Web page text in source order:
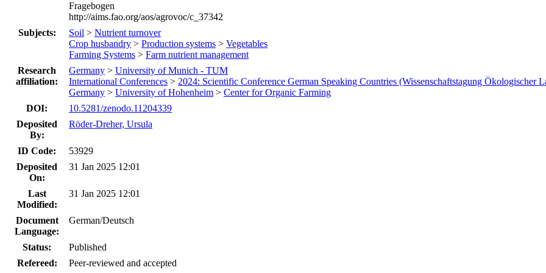
Fragebogen
http://aims.fao.org/aos/agrovoc/c_37342
Subjects:
Soil > Nutrient turnover
Crop husbandry > Production systems > Vegetables
Farming Systems > Farm nutrient management
Research
affiliation:
Germany > University of Munich - TUM
International Conferences > 2024: Scientific Conference German Speaking Countries (Wissenschaftstagung Ökologischer
Germany > University of Hohenheim > Center for Organic Farming
DOI:
10.5281/zenodo.11204339
Deposited
By:
Röder-Dreher, Ursula
ID Code:
53929
Deposited
On:
31 Jan 2025 12:01
Last
Modified:
31 Jan 2025 12:01
Document
Language:
German/Deutsch
Status:
Published
Refereed:
Peer-reviewed and accepted